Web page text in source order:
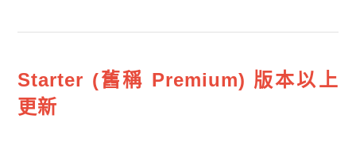
Starter (舊稱 Premium) 版本以上
更新